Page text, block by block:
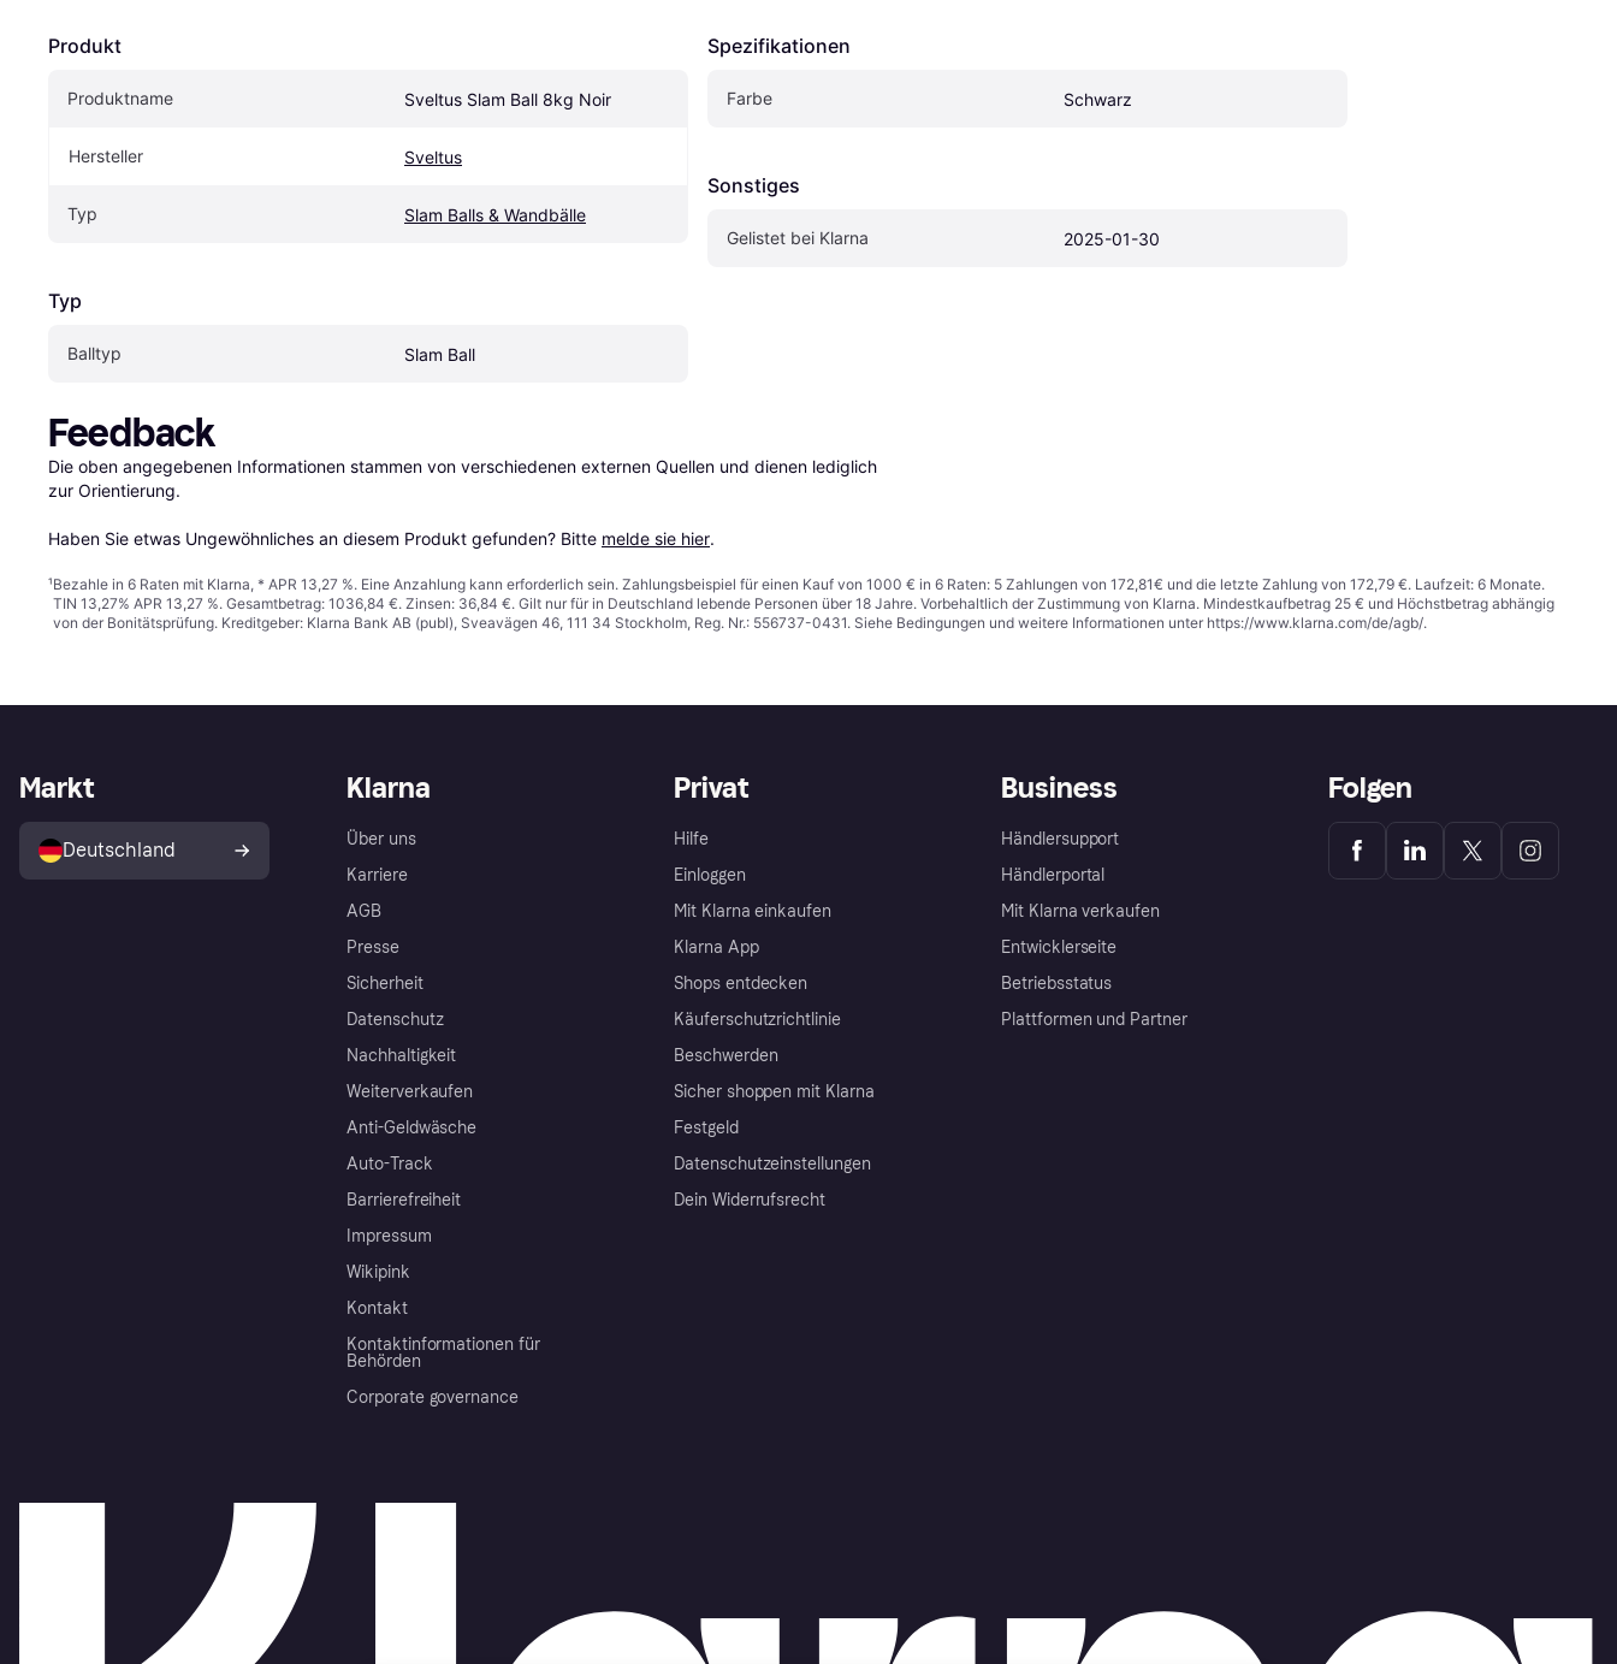
Produkt
Produktname Sveltus Slam Ball 8kg Noir
Hersteller Sveltus
Typ Slam Balls & Wandbälle
Typ
Balltyp Slam Ball
Spezifikationen
Farbe Schwarz
Sonstiges
Gelistet bei Klarna 2025-01-30
Feedback
Die oben angegebenen Informationen stammen von verschiedenen externen Quellen und dienen lediglich
zur Orientierung.
Haben Sie etwas Ungewöhnliches an diesem Produkt gefunden? Bitte melde sie hier.
¹Bezahle in 6 Raten mit Klarna, * APR 13,27 %. Eine Anzahlung kann erforderlich sein. Zahlungsbeispiel für einen Kauf von 1000 € in 6 Raten: 5 Zahlungen von 172,81€ und die letzte Zahlung von 172,79 €. Laufzeit: 6 Monate.
TIN 13,27% APR 13,27 %. Gesamtbetrag: 1036,84 €. Zinsen: 36,84 €. Gilt nur für in Deutschland lebende Personen über 18 Jahre. Vorbehaltlich der Zustimmung von Klarna. Mindestkaufbetrag 25 € und Höchstbetrag abhängig
von der Bonitätsprüfung. Kreditgeber: Klarna Bank AB (publ), Sveavägen 46, 111 34 Stockholm, Reg. Nr.: 556737-0431. Siehe Bedingungen und weitere Informationen unter https://www.klarna.com/de/agb/.
Klarna
Über uns
Karriere
AGB
Presse
Sicherheit
Datenschutz
Nachhaltigkeit
Weiterverkaufen
Anti-Geldwäsche
Auto-Track
Barrierefreiheit
Impressum
Wikipink
Kontakt
Kontaktinformationen für
Behörden
Corporate governance
Privat
Hilfe
Einloggen
Mit Klarna einkaufen
Klarna App
Shops entdecken
Käuferschutzrichtlinie
Beschwerden
Sicher shoppen mit Klarna
Festgeld
Datenschutzeinstellungen
Dein Widerrufsrecht
Business
Händlersupport
Händlerportal
Mit Klarna verkaufen
Entwicklerseite
Betriebsstatus
Plattformen und Partner
Markt
Deutschland
Folgen